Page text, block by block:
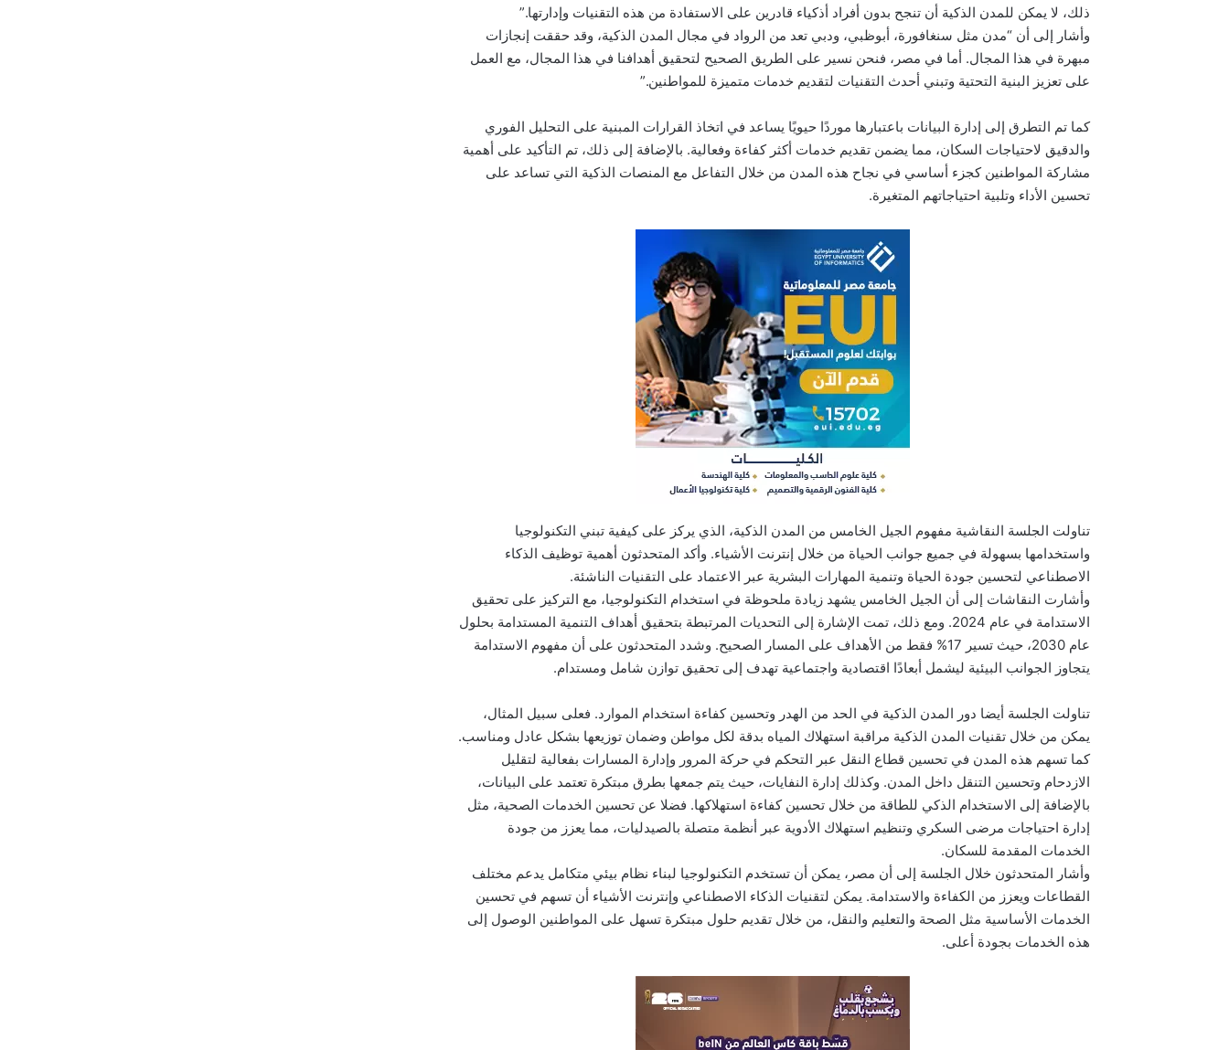
ذلك، لا يمكن للمدن الذكية أن تنجح بدون أفراد أذكياء قادرين على الاستفادة من هذه التقنيات وإدارتها.”
وأشار إلى أن “مدن مثل سنغافورة، أبوظبي، ودبي تعد من الرواد في مجال المدن الذكية، وقد حققت إنجازات
مبهرة في هذا المجال. أما في مصر، فنحن نسير على الطريق الصحيح لتحقيق أهدافنا في هذا المجال، مع العمل
على تعزيز البنية التحتية وتبني أحدث التقنيات لتقديم خدمات متميزة للمواطنين.”
كما تم التطرق إلى إدارة البيانات باعتبارها موردًا حيويًا يساعد في اتخاذ القرارات المبنية على التحليل الفوري
والدقيق لاحتياجات السكان، مما يضمن تقديم خدمات أكثر كفاءة وفعالية. بالإضافة إلى ذلك، تم التأكيد على أهمية
مشاركة المواطنين كجزء أساسي في نجاح هذه المدن من خلال التفاعل مع المنصات الذكية التي تساعد على
تحسين الأداء وتلبية احتياجاتهم المتغيرة.
تناولت الجلسة النقاشية مفهوم الجيل الخامس من المدن الذكية، الذي يركز على كيفية تبني التكنولوجيا
واستخدامها بسهولة في جميع جوانب الحياة من خلال إنترنت الأشياء. وأكد المتحدثون أهمية توظيف الذكاء
الاصطناعي لتحسين جودة الحياة وتنمية المهارات البشرية عبر الاعتماد على التقنيات الناشئة.
وأشارت النقاشات إلى أن الجيل الخامس يشهد زيادة ملحوظة في استخدام التكنولوجيا، مع التركيز على تحقيق
الاستدامة في عام 2024. ومع ذلك، تمت الإشارة إلى التحديات المرتبطة بتحقيق أهداف التنمية المستدامة بحلول
عام 2030، حيث تسير 17% فقط من الأهداف على المسار الصحيح. وشدد المتحدثون على أن مفهوم الاستدامة
يتجاوز الجوانب البيئية ليشمل أبعادًا اقتصادية واجتماعية تهدف إلى تحقيق توازن شامل ومستدام.
تناولت الجلسة أيضا دور المدن الذكية في الحد من الهدر وتحسين كفاءة استخدام الموارد. فعلى سبيل المثال،
يمكن من خلال تقنيات المدن الذكية مراقبة استهلاك المياه بدقة لكل مواطن وضمان توزيعها بشكل عادل ومناسب.
كما تسهم هذه المدن في تحسين قطاع النقل عبر التحكم في حركة المرور وإدارة المسارات بفعالية لتقليل
الازدحام وتحسين التنقل داخل المدن. وكذلك إدارة النفايات، حيث يتم جمعها بطرق مبتكرة تعتمد على البيانات،
بالإضافة إلى الاستخدام الذكي للطاقة من خلال تحسين كفاءة استهلاكها. فضلا عن تحسين الخدمات الصحية، مثل
إدارة احتياجات مرضى السكري وتنظيم استهلاك الأدوية عبر أنظمة متصلة بالصيدليات، مما يعزز من جودة
الخدمات المقدمة للسكان.
وأشار المتحدثون خلال الجلسة إلى أن مصر، يمكن أن تستخدم التكنولوجيا لبناء نظام بيئي متكامل يدعم مختلف
القطاعات ويعزز من الكفاءة والاستدامة. يمكن لتقنيات الذكاء الاصطناعي وإنترنت الأشياء أن تسهم في تحسين
الخدمات الأساسية مثل الصحة والتعليم والنقل، من خلال تقديم حلول مبتكرة تسهل على المواطنين الوصول إلى
هذه الخدمات بجودة أعلى.